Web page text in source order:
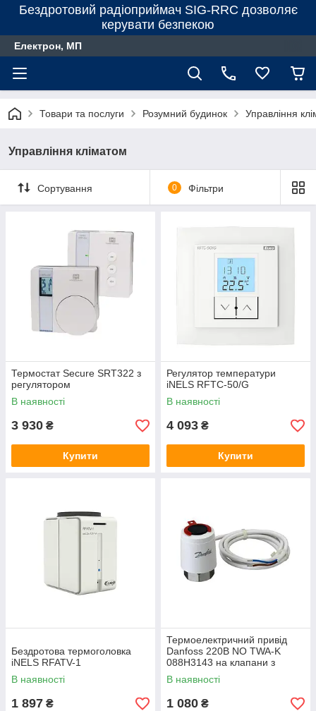
Бездротовий радіоприймач SIG-RRC дозволяє
керувати безпекою
Електрон, МП
Товари та послуги Розумний будинок Управління
Управління кліматом
Сортування 0 Фільтри
Термостат Secure SRT322 з
регулятором
В наявності
3 930 ₴
Купити
Регулятор температури
iNELS RFTC-50/G
В наявності
4 093 ₴
Купити
Бездротова термоголовка
iNELS RFATV-1
В наявності
1 897 ₴
Термоелектричний привід
Danfoss 220В NO TWA-K
088H3143 на клапани з
різьбленням М30х1.5
В наявності
1 080 ₴